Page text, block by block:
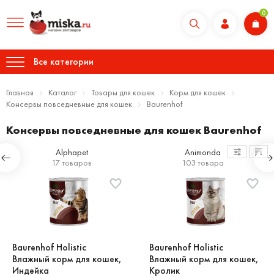
0
Все категории
Главная Каталог Товары для кошек
Корм для кошек
Консервы повседневные для кошек
Baurenhof
Консервы повседневные для кошек Baurenhof
Alphapet
17 товаров
Animonda
103 товара
Baurenhof Holistic
Влажный корм для кошек,
Индейка
Baurenhof Holistic
Влажный корм для кошек,
Кролик